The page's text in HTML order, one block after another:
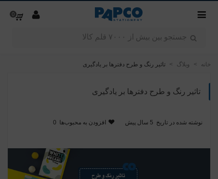
0
خانه > وبلاگ > تاثیر رنگ و طرح دفترها بر یادگیری
تاثیر رنگ و طرح دفترها بر یادگیری
نوشته شده در تاریخ 5 سال پیش افزودن به محبوب‌ها 0